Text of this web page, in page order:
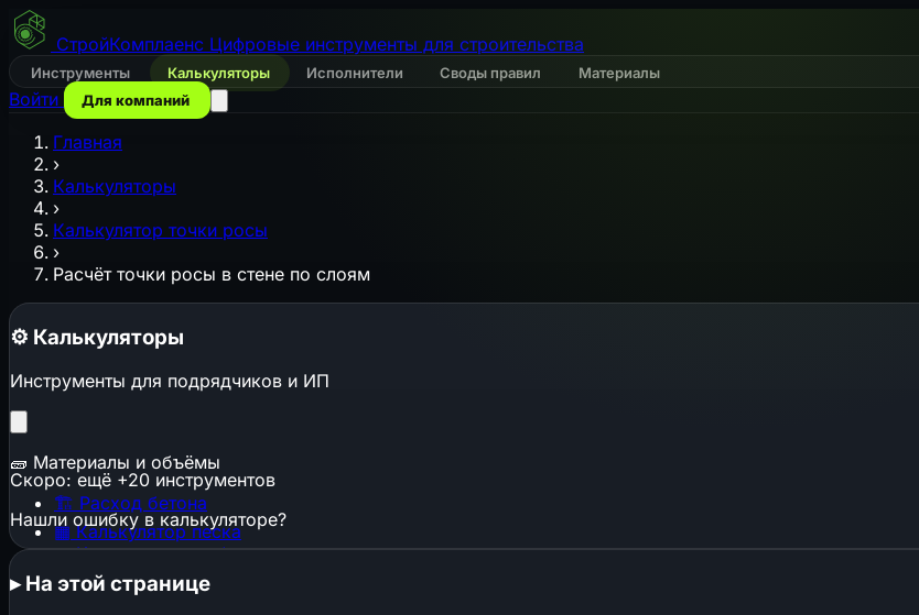
СтройКомплаенс Цифровые инструменты для строительства
Инструменты Калькуляторы Исполнители Своды правил Материалы
Войти Для компаний
Главная
›
Калькуляторы
›
Калькулятор точки росы
›
Расчёт точки росы в стене по слоям
⚙️ Калькуляторы
Инструменты для подрядчиков и ИП
🧱 Материалы и объёмы
🏗️ Расход бетона
▦ Калькулятор песка
▦Калькулятор щебня
🕳️Котлован и траншея
Скоро: ещё +20 инструментов
Нашли ошибку в калькуляторе?
▸На этой странице